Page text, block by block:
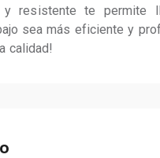
resistente te permite
sea más eficiente y
calidad!